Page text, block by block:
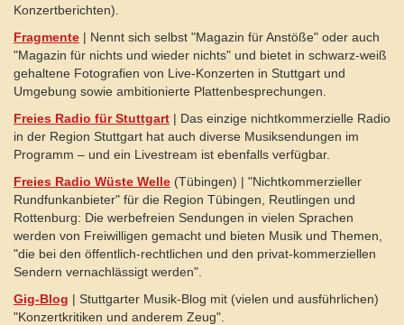
Konzertberichten).
Fragmente | Nennt sich selbst "Magazin für Anstöße" oder auch
"Magazin für nichts und wieder nichts" und bietet in schwarz-weiß
gehaltene Fotografien von Live-Konzerten in Stuttgart und
Umgebung sowie ambitionierte Plattenbesprechungen.
Freies Radio für Stuttgart | Das einzige nichtkommerzielle Radio
in der Region Stuttgart hat auch diverse Musiksendungen im
Programm – und ein Livestream ist ebenfalls verfügbar.
Freies Radio Wüste Welle (Tübingen) | "Nichtkommerzieller
Rundfunkanbieter" für die Region Tübingen, Reutlingen und
Rottenburg: Die werbefreien Sendungen in vielen Sprachen
werden von Freiwilligen gemacht und bieten Musik und Themen,
"die bei den öffentlich-rechtlichen und den privat-kommerziellen
Sendern vernachlässigt werden".
Gig-Blog | Stuttgarter Musik-Blog mit (vielen und ausführlichen)
"Konzertkritiken und anderem Zeug".